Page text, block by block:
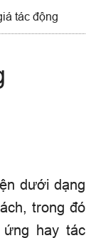
tác động
dưới dạng
trong đó
ứng hay tác